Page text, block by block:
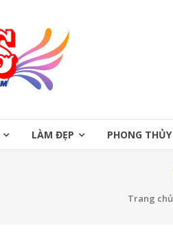
LÀM ĐẸP PHONG THỦY
Trang chủ